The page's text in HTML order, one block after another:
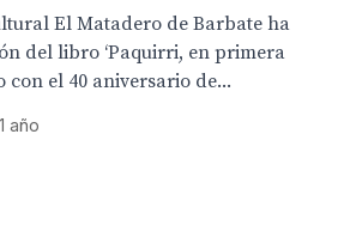
El Matadero de Barbate ha
del libro ‘Paquirri, en primera
con el 40 aniversario de...
año